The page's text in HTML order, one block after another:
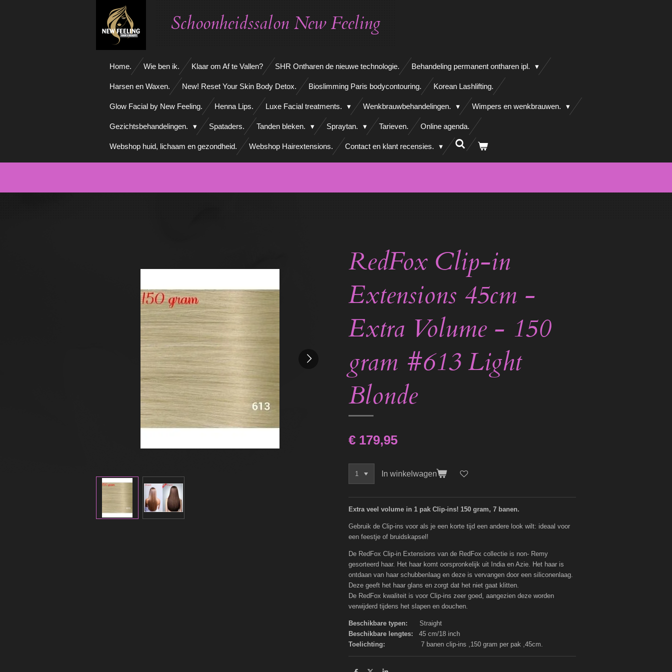
Schoonheidssalon New Feeling
Home. Wie ben ik. Klaar om Af te Vallen? SHR Ontharen de nieuwe technologie. Behandeling permanent ontharen ipl.
Harsen en Waxen. New! Reset Your Skin Body Detox. Bioslimming Paris bodycontouring. Korean Lashlifting.
Glow Facial by New Feeling. Henna Lips. Luxe Facial treatments. Wenkbrauwbehandelingen. Wimpers en wenkbrauwen.
Gezichtsbehandelingen. Spataders. Tanden bleken. Spraytan. Tarieven. Online agenda.
Webshop huid, lichaam en gezondheid. Webshop Hairextensions. Contact en klant recensies.
RedFox Clip-in
Extensions 45cm -
Extra Volume - 150
gram #613 Light
Blonde
€ 179,95
In winkelwagen
Extra veel volume in 1 pak Clip-ins! 150 gram, 7 banen.
Gebruik de Clip-ins voor als je een korte tijd een andere look wilt: ideaal voor
een feestje of bruidskapsel!
De RedFox Clip-in Extensions van de RedFox collectie is non- Remy
gesorteerd haar. Het haar komt oorspronkelijk uit India en Azie. Het haar is
ontdaan van haar schubbenlaag en deze is vervangen door een siliconenlaag.
Deze geeft het haar glans en zorgt dat het niet gaat klitten.
De RedFox kwaliteit is voor Clip-ins zeer goed, aangezien deze worden
verwijderd tijdens het slapen en douchen.
Beschikbare typen: Straight
Beschikbare lengtes: 45 cm/18 inch
Toelichting:
7 banen clip-ins ,150 gram per pak ,45cm.